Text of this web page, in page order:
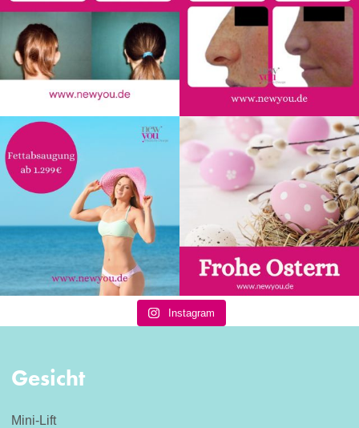
Instagram
Gesicht
Mini-Lift